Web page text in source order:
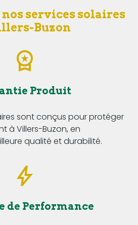
services solaires
Buzon
Produit
sont conçus pour protéger
à Villers-Buzon, en
qualité et durabilité.
de Performance